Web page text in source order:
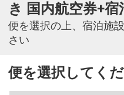
き 国内航空券+
便を選択の上、宿泊施
さい
便を選択してく